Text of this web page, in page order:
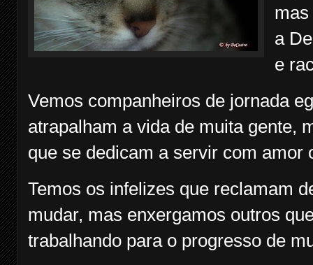
a
e
Vemos companheiros de jornada
atrapalham a vida de muita gente,
que se dedicam a servir com amor
Temos os infelizes que reclamam
mudar, mas enxergamos outros
trabalhando para o progresso de